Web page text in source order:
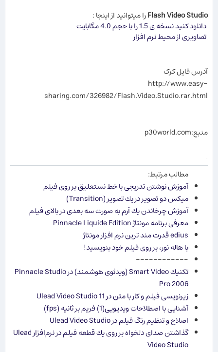
Flash Video Studioرا میتوانید از اینجا :
دانلود کنید نسخه ی 1.5 را با حجم 4.0 مگابایت
تصاویری از محیط نرم افزار
آدرس فایل کرک
http://www.easy-
sharing.com/326982/Flash.Video.Studio.rar.html
منبع:p30world.com
مطالب مرتبط:
آموزش نوشتن تدریجی با خط نستعلیق بر روی فیلم
میكس دو تصویر در یك تصویر (Transition)
آموزش چرخاندن یك آرم به صورت سه بعدی در بالای فیلم
معرفی برنامه مونتاژ Pinnacle Liquide Edition
edius قدرت مند ترین نرم افزار مونتاژ
با هاله نور، بر روی فیلم خود بنویسید!
------------
تكنیك Smart Video (ویدئوی هوشمند) در Pinnacle Studio
Pro 2006
زیرنویسی فیلم و کار با متن در Ulead Video Studio 11
آشنایی با اصطلاحات ویدیویی(1) فریم بر ثانیه (fps)
اصلاح و تنظیم رنگ فیلم در Ulead Video Studio
گذاشتن صدای دلخواه بر روی یك قطعه فیلم در نرم‌افزار Ulead
Video Studio